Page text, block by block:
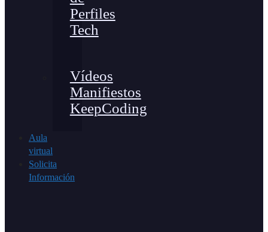
Perfiles
Tech
Vídeos
Manifiestos
KeepCoding
Aula
virtual
Solicita
Información